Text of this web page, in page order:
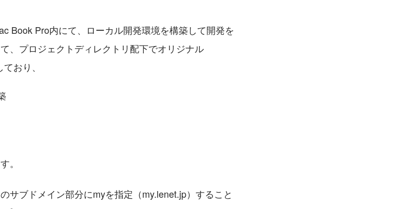
Book Pro内にて、ローカル開発環境を構築して開発を
、プロジェクトディレクトリ配下でオリジナル
おり、
。
サブドメイン部分にmyを指定（my.lenet.jp）すること